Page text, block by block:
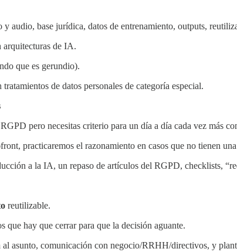
y audio, base jurídica, datos de entrenamiento, outputs,
arquitecturas de IA.
que es gerundio).
de datos personales de categoría especial.
pero necesitas criterio para un día a día cada vez más
practicaremos el razonamiento en casos que no tienen
a la IA, un repaso de artículos del RGPD, checklists,
reutilizable.
que hay que cerrar para que la decisión aguante.
asunto, comunicación con negocio/RRHH/directivos, y